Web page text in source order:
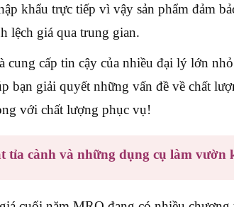
khẩu trực tiếp vì vậy sản phẩm đảm
lệch giá qua trung gian.
cung cấp tin cậy của nhiều đại lý lớn
bạn giải quyết những vấn đề về chất
với chất lượng phục vụ!
tỉa cành và những dụng cụ làm vườn